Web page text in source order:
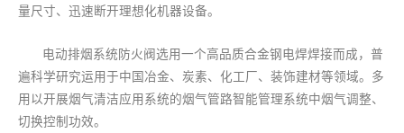
量尺寸、迅速断开理想化机器设备。
电动排烟系统防火阀选用一个高品质合金钢电焊焊接而成，普
遍科学研究运用于中国冶金、炭素、化工厂、装饰建材等领域。多
用以开展烟气清洁应用系统的烟气管路智能管理系统中烟气调整、
切换控制功效。